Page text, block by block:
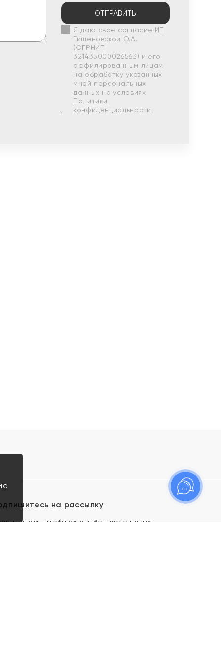
ОТПРАВИТЬ
Я даю свое согласие ИП
Тишеновской О.А.
(ОГРНИП
321435000026563) и его
аффилированным лицам
на обработку указанных
мной персональных
данных на условиях
Политики
конфиденциальности
на рассылку
чтобы узнать больше о новых